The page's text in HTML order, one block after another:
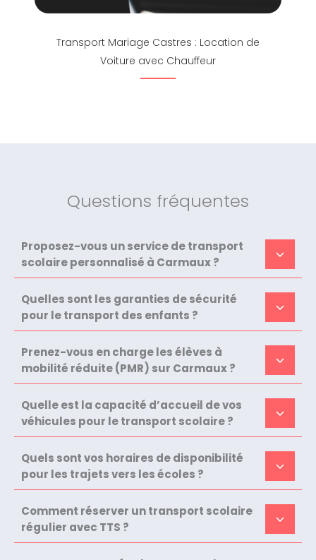
Transport Mariage Castres : Location de
Voiture avec Chauffeur
Questions fréquentes
Proposez-vous un service de transport
scolaire personnalisé à Carmaux ?
Quelles sont les garanties de sécurité
pour le transport des enfants ?
Prenez-vous en charge les élèves à
mobilité réduite (PMR) sur Carmaux ?
Quelle est la capacité d’accueil de vos
véhicules pour le transport scolaire ?
Quels sont vos horaires de disponibilité
pour les trajets vers les écoles ?
Comment réserver un transport scolaire
régulier avec TTS ?